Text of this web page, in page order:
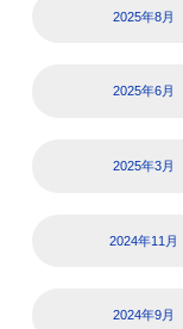
2025年8月
2025年6月
2025年3月
2024年11月
2024年9月